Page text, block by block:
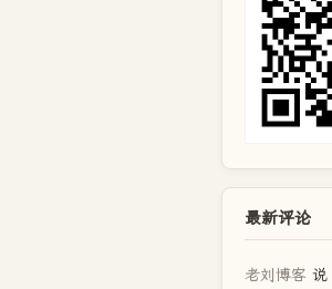
最新评论
老刘博客 说